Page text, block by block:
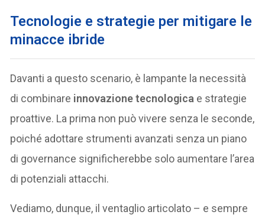
Tecnologie e strategie per mitigare le
minacce ibride
Davanti a questo scenario, è lampante la necessità
di combinare innovazione tecnologica e strategie
proattive. La prima non può vivere senza le seconde,
poiché adottare strumenti avanzati senza un piano
di governance significherebbe solo aumentare l’area
di potenziali attacchi.
Vediamo, dunque, il ventaglio articolato – e sempre